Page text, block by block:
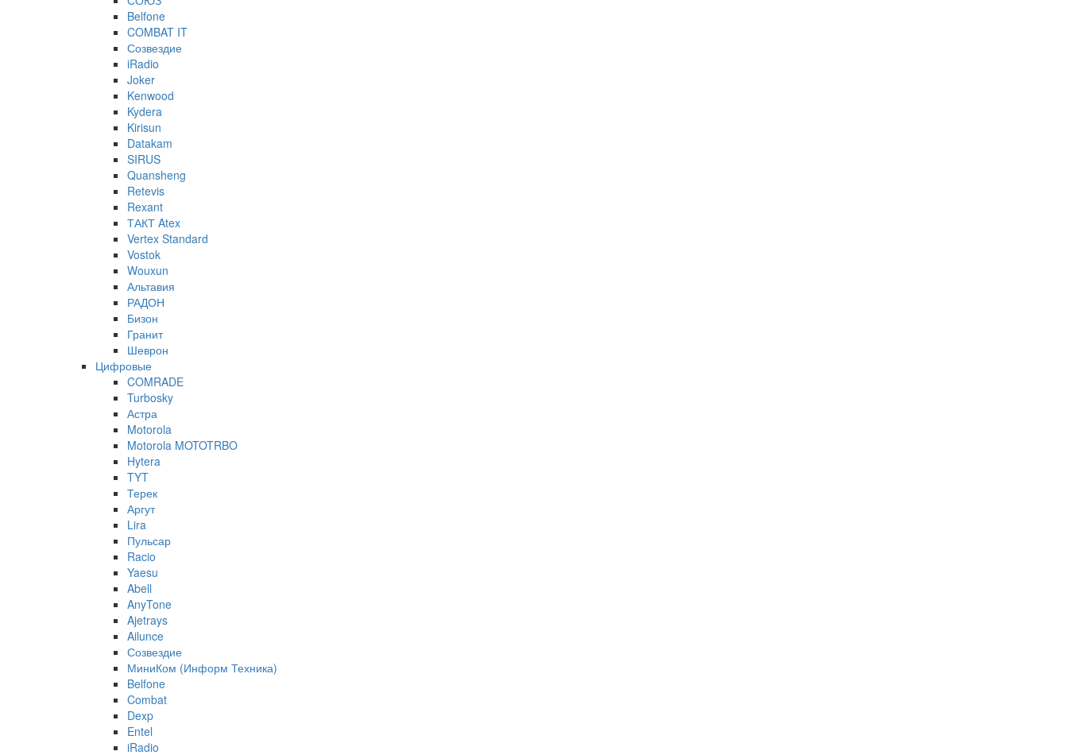
Belfone
COMBAT IT
Созвездие
iRadio
Joker
Kenwood
Kydera
Kirisun
Datakam
SIRUS
Quansheng
Retevis
Rexant
ТАКТ Atex
Vertex Standard
Vostok
Wouxun
Альтавия
РАДОН
Бизон
Гранит
Шеврон
Цифровые
COMRADE
Turbosky
Астра
Motorola
Motorola MOTOTRBO
Hytera
TYT
Терек
Аргут
Lira
Пульсар
Racio
Yaesu
Abell
AnyTone
Ajetrays
Ailunce
Созвездие
МиниКом (Информ Техника)
Belfone
Combat
Dexp
Entel
iRadio